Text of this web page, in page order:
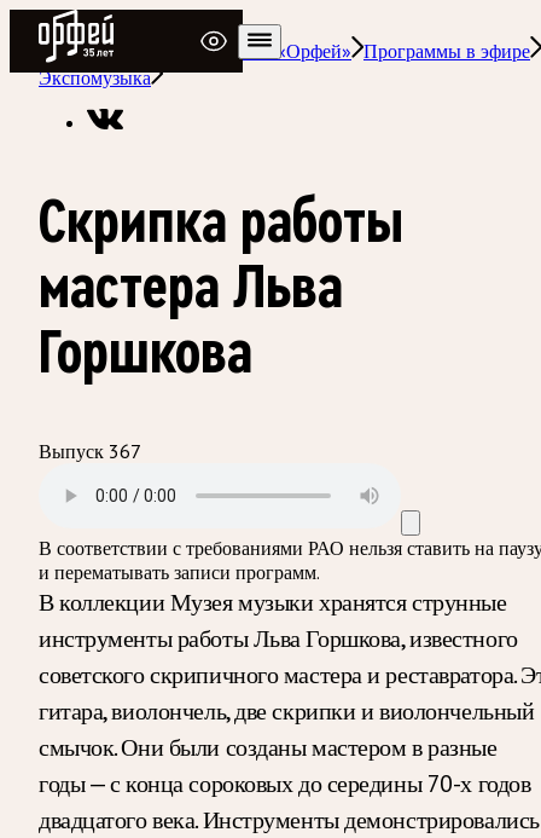
Радио Орфей
Радио классической музыки «Орфей» Программы в эфире
Экспомузыка
Скрипка работы
мастера Льва
Горшкова
Выпуск 367
В соответствии с требованиями РАО нельзя ставить на
и перематывать записи программ.
В коллекции Музея музыки хранятся струнные
инструменты работы Льва Горшкова, известного
советского скрипичного мастера и реставратора.
гитара, виолончель, две скрипки и виолончельный
смычок. Они были созданы мастером в разные
годы — с конца сороковых до середины 70-х годов
двадцатого века. Инструменты демонстрировались